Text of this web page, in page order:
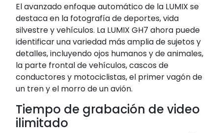
El avanzado enfoque automático de la LUMIX se
destaca en la fotografía de deportes, vida
silvestre y vehículos. La LUMIX GH7 ahora puede
identificar una variedad más amplia de sujetos y
detalles, incluyendo ojos humanos y de animales,
la parte frontal de vehículos, cascos de
conductores y motociclistas, el primer vagón de
un tren y el morro de un avión.
Tiempo de grabación de video
ilimitado